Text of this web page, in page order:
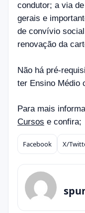
condutor; a via
gerais e
de convívio
renovação da
Não há pré-
ter Ensino Médio
Para mais
Cursos e confira;
Compartilhar
Facebook X/